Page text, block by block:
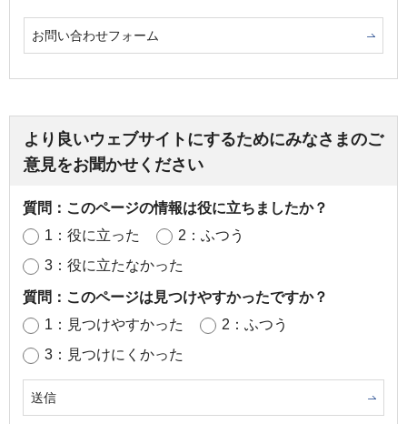
お問い合わせフォーム
より良いウェブサイトにするためにみなさまのご
意見をお聞かせください
質問：このページの情報は役に立ちましたか？
1：役に立った
2：ふつう
3：役に立たなかった
質問：このページは見つけやすかったですか？
1：見つけやすかった
2：ふつう
3：見つけにくかった